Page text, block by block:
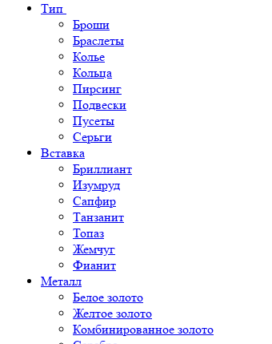
Тип
Броши
Браслеты
Колье
Кольца
Пирсинг
Подвески
Пусеты
Серьги
Вставка
Бриллиант
Изумруд
Сапфир
Танзанит
Топаз
Жемчуг
Фианит
Металл
Белое золото
Желтое золото
Комбинированное золото